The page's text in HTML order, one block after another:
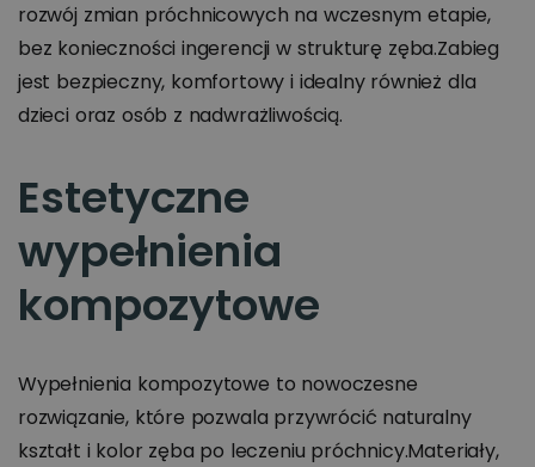
rozwój zmian próchnicowych na wczesnym etapie,
bez konieczności ingerencji w strukturę zęba.Zabieg
jest bezpieczny, komfortowy i idealny również dla
dzieci oraz osób z nadwrażliwością.
Estetyczne
wypełnienia
kompozytowe
Wypełnienia kompozytowe to nowoczesne
rozwiązanie, które pozwala przywrócić naturalny
kształt i kolor zęba po leczeniu próchnicy.Materiały,